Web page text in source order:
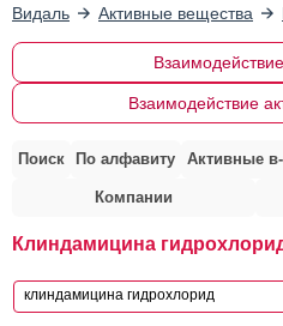
Видаль Активные вещества
Взаимодействие
Поиск По алфавиту Активные
Компании
Клиндамицина